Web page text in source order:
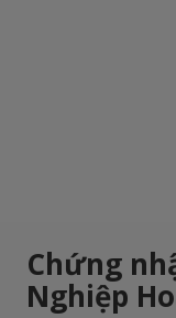
Chứng
Nghiệp